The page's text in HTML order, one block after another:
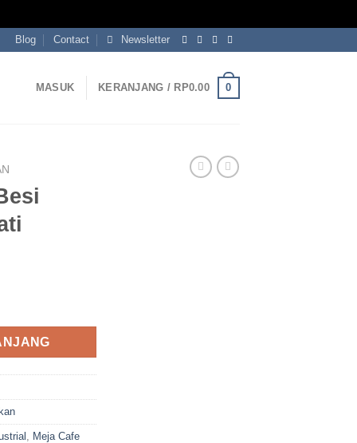
Blog Contact Newsletter
MASUK KERANJANG / RP0.00 0
Meja Cafe